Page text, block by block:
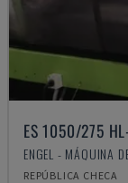
ES 1050/275
ENGEL - MÁQUINA
REPÚBLICA CHECA